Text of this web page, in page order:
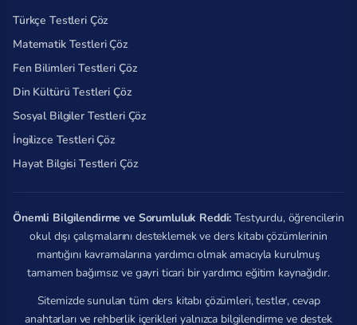
Türkçe Testleri Çöz
Matematik Testleri Çöz
Fen Bilimleri Testleri Çöz
Din Kültürü Testleri Çöz
Sosyal Bilgiler Testleri Çöz
İngilizce Testleri Çöz
Hayat Bilgisi Testleri Çöz
Önemli Bilgilendirme ve Sorumluluk Reddi: Testyurdu, öğrencilerin
okul dışı çalışmalarını desteklemek ve ders kitabı çözümlerinin
mantığını kavramalarına yardımcı olmak amacıyla kurulmuş
tamamen bağımsız ve gayri ticari bir yardımcı eğitim kaynağıdır.
Sitemizde sunulan tüm ders kitabı çözümleri, testler, cevap
anahtarları ve rehberlik içerikleri yalnızca bilgilendirme ve destek